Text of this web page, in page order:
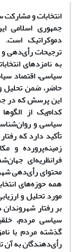
انتخابات‌ و
جمهوری‌ اسلامی
دموکراتیک است‌.
ترجیحات‌ رأی‌دهی‌
به‌ نامزدهای‌
سیاسی، اقتصاد
حاضر، ضمن تحلیل
این پرسش که در
کدام‌یک از
سیاسی و
تأکید دارد که
زمینه‌پرورده و
فرا‌نظریه‌ای
محتوای رأی‌دهی
همه حوزه‌های
مورد تحلیل و
بر رفتار
سیاسی مردم‌،
گذشته مردم با
رأی‌دهندگان به آن